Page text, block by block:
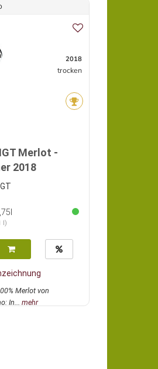
2018
trocken
Merlot -
2018
l)
Merlot von
In... mehr